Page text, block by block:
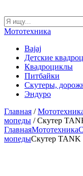
Мототехника
Bajaj
Детские
Квадроциклы
Питбайки
Скутеры,
Эндуро
Главная /
мопеды / Скутер
ГлавнаяМототехника
мопедыСкутер TANK